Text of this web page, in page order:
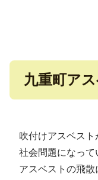
九重町ア
吹付けアスベス
社会問題になっ
アスベストの飛